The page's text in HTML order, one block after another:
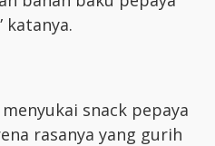
katanya.
snack pepaya
rasanya yang gurih